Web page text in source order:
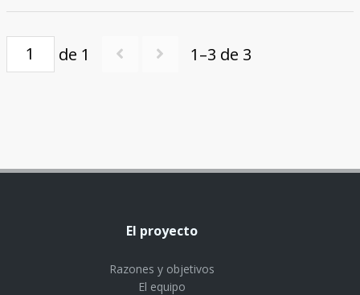
de 1 1–3 de 3
El proyecto
Razones y objetivos
El equipo